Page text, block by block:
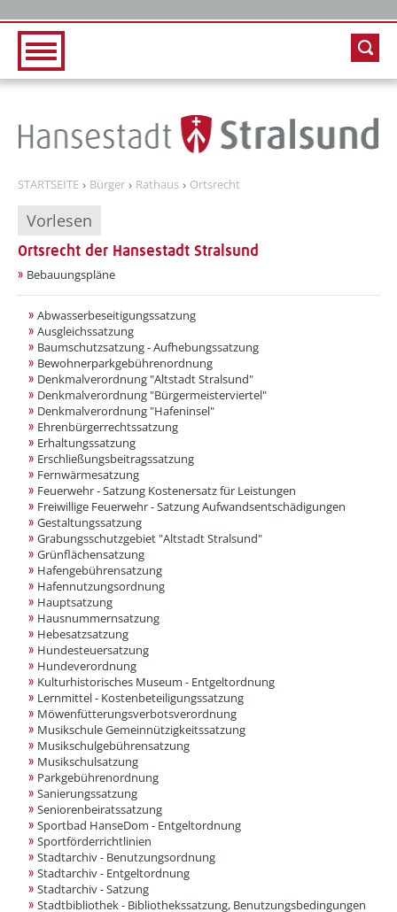
STARTSEITE Bürger Rathaus Ortsrecht
Vorlesen
Ortsrecht der Hansestadt Stralsund
??? absaetzeOben[1]/titel ???
Bebauungspläne
Abwasserbeseitigungssatzung
Ausgleichssatzung
Baumschutzsatzung - Aufhebungssatzung
Bewohnerparkgebührenordnung
Denkmalverordnung "Altstadt Stralsund"
Denkmalverordnung "Bürgermeisterviertel"
Denkmalverordnung "Hafeninsel"
Ehrenbürgerrechtssatzung
Erhaltungssatzung
Erschließungsbeitragssatzung
Fernwärmesatzung
Feuerwehr - Satzung Kostenersatz für Leistungen
Freiwillige Feuerwehr - Satzung Aufwandsentschädigungen
Gestaltungssatzung
Grabungsschutzgebiet "Altstadt Stralsund"
Grünflächensatzung
Hafengebührensatzung
Hafennutzungsordnung
Hauptsatzung
Hausnummernsatzung
Hebesatzsatzung
Hundesteuersatzung
Hundeverordnung
Kulturhistorisches Museum - Entgeltordnung
Lernmittel - Kostenbeteiligungssatzung
Möwenfütterungsverbotsverordnung
Musikschule Gemeinnützigkeitssatzung
Musikschulgebührensatzung
Musikschulsatzung
Parkgebührenordnung
Sanierungssatzung
Seniorenbeiratssatzung
Sportbad HanseDom - Entgeltordnung
Sportförderrichtlinien
Stadtarchiv - Benutzungsordnung
Stadtarchiv - Entgeltordnung
Stadtarchiv - Satzung
Stadtbibliothek - Bibliothekssatzung, Benutzungsbedingungen